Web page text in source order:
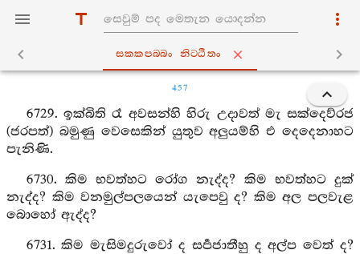
සක‍්කපබ‍්බං නිට‍්ඨිතං
457
6729. ඉක්බිති රෑ අවසන්හි හිරු උදාවත් මැ සක්දෙව්රජ
(ජරපත්) බමුණු වෙසෙකින් යුතුව අලුයම්හි එ දෙදෙනාහට
පැනිණි.
6730. කිම භවත්හට රෝග නැද්ද? කිම භවත්හට දුක්
නැද්ද? කිම වනමුල්පලයෙන් යැපෙවු ද? කිම අල පලවැළ
බොහෝ ඇද්ද?
6731. කිම මැසිමදුරුවෝ ද සර්‍පජාතීහු ද අල්ප වෙත් ද?